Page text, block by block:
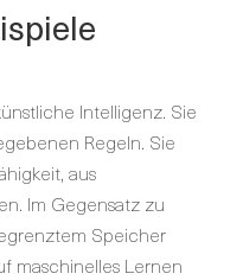
Intelligenz. Sie
Regeln. Sie
aus
Im Gegensatz zu
Speicher
maschinelles Lernen